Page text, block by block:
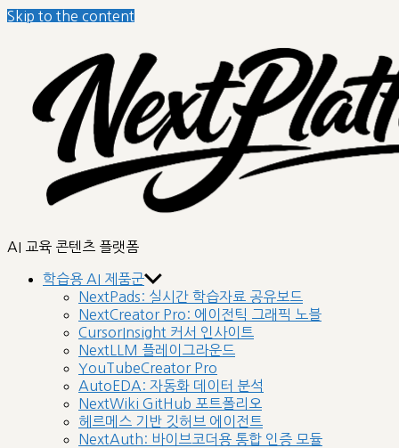
Skip to the content
nextplatform
AI 교육 콘텐츠 플랫폼
학습용 AI 제품군
NextPads: 실시간 학습자료 공유보드
NextCreator Pro: 에이전틱 그래픽 노블
CursorInsight 커서 인사이트
NextLLM 플레이그라운드
YouTubeCreator Pro
AutoEDA: 자동화 데이터 분석
NextWiki GitHub 포트폴리오
헤르메스 기반 깃허브 에이전트
NextAuth: 바이브코더용 통합 인증 모듈